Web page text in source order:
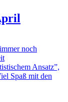
noch
Ansatz”,
Spaß mit den